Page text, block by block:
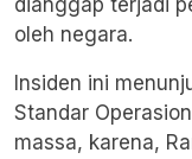
dianggap terjadi
oleh negara.
Insiden ini
Standar
massa, karena,